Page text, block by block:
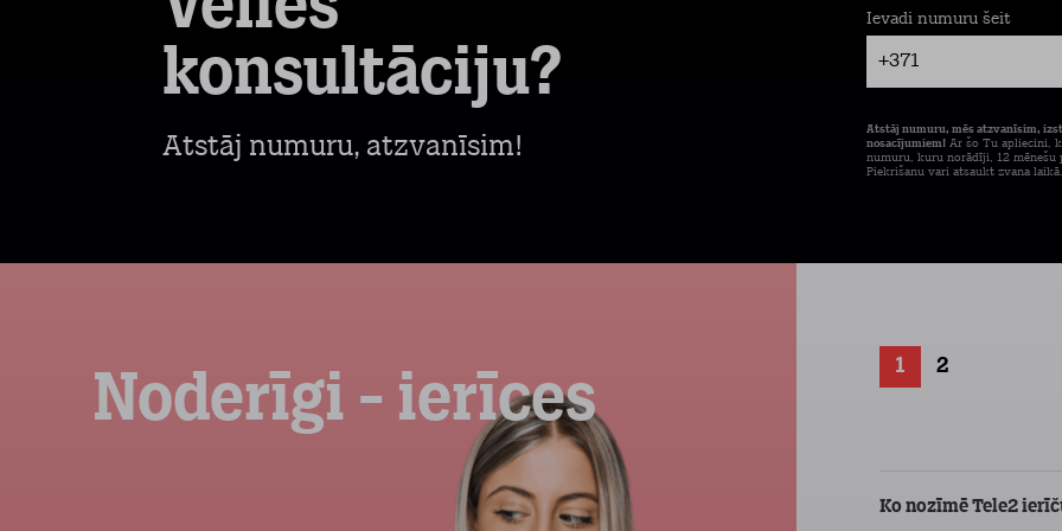
konsultāciju?
Atstāj numuru, atzvanīsim!
+371
Ievadi numuru šeit
Atstāj numuru, mēs atzvanīsim,
nosacījumiem! Ar šo Tu apliecini,
numuru, kuru norādīji, 12 mēnešu
Piekrišanu vari atsaukt zvana
Noderīgi - ierīces
1 2
Ko nozīmē Tele2